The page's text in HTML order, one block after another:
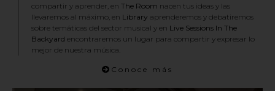
compartir y aprender, en The Room nacen tus ideas y las
llevaremos al máximo, en Library aprenderemos y debatiremos
sobre temáticas del sector musical y en Live Sessions In The
Backyard encontraremos un lugar para compartir y expresar lo
mejor de nuestra música.
Conoce más